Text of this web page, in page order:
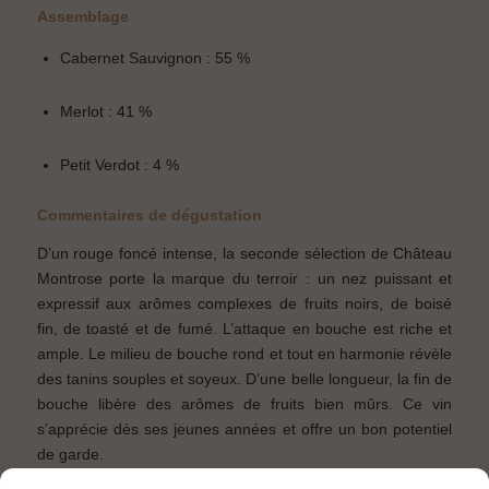
Assemblage
Cabernet Sauvignon : 55 %
Merlot : 41 %
Petit Verdot : 4 %
Commentaires de dégustation
D’un rouge foncé intense, la seconde sélection de Château
Montrose porte la marque du terroir : un nez puissant et
expressif aux arômes complexes de fruits noirs, de boisé
fin, de toasté et de fumé. L’attaque en bouche est riche et
ample. Le milieu de bouche rond et tout en harmonie révèle
des tanins souples et soyeux. D’une belle longueur, la fin de
bouche libère des arômes de fruits bien mûrs. Ce vin
s’apprécie dès ses jeunes années et offre un bon potentiel
de garde.